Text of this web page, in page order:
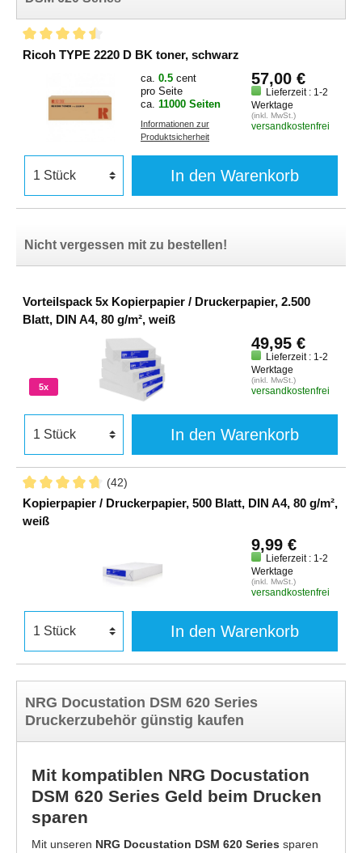
Ricoh TYPE 2220 D BK toner, schwarz
ca. 0.5 cent
pro Seite
ca. 11000 Seiten
Informationen zur
Produktsicherheit
57,00 €
Lieferzeit : 1-2
Werktage
(inkl. MwSt.)
versandkostenfrei
In den Warenkorb
Nicht vergessen mit zu bestellen!
Vorteilspack 5x Kopierpapier / Druckerpapier, 2.500
Blatt, DIN A4, 80 g/m², weiß
5x
49,95 €
Lieferzeit : 1-2
Werktage
(inkl. MwSt.)
versandkostenfrei
In den Warenkorb
(42)
Kopierpapier / Druckerpapier, 500 Blatt, DIN A4, 80 g/m²,
weiß
9,99 €
Lieferzeit : 1-2
Werktage
(inkl. MwSt.)
versandkostenfrei
In den Warenkorb
NRG Docustation DSM 620 Series
Druckerzubehör günstig kaufen
Mit kompatiblen NRG Docustation
DSM 620 Series Geld beim Drucken
sparen
Mit unseren NRG Docustation DSM 620 Series sparen